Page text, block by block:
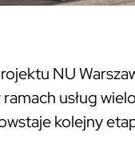
NU
ramach usług
kolejny